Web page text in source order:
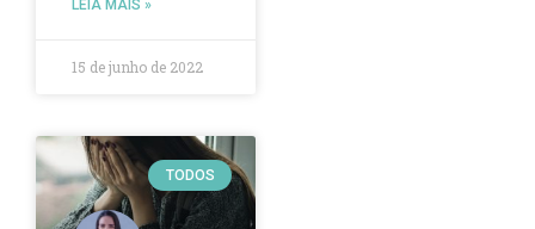
LEIA MAIS »
15 de junho de 2022
TODOS